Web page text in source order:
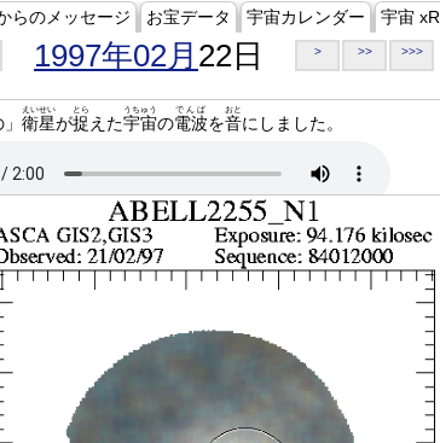
らのメッセージ お宝データ 宇宙カレンダー 宇宙 xR
1997年02月 22日 > >> >>>
衛星
えいせい
が捉
とら
えた宇宙
うちゅう
の電波
でんぱ
を音
おと
にしました。